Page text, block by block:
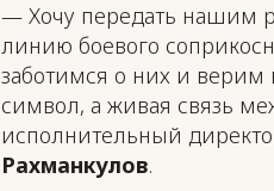
— Хочу передать нашим
линию боевого
заботимся о них и верим
символ, а живая связь
исполнительный
Рахманкулов.